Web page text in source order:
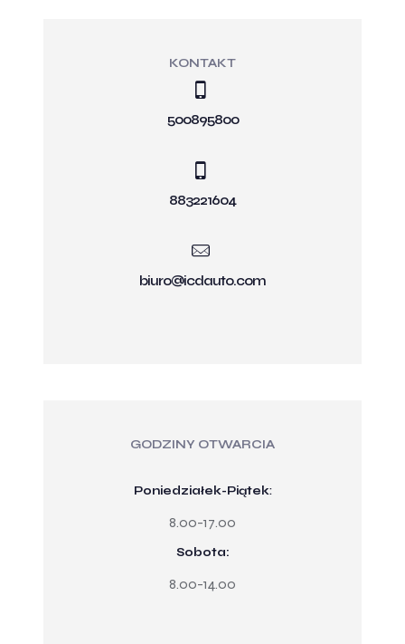
KONTAKT
500895800
883221604
biuro@icdauto.com
GODZINY OTWARCIA
Poniedziałek-Piątek:
8.00-17.00
Sobota:
8.00-14.00